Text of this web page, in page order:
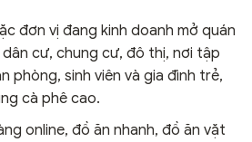
đơn vị đang kinh doanh mở quán
cư, chung cư, đô thị, nơi tập
phòng, sinh viên và gia đình trẻ,
cà phê cao.
online, đồ ăn nhanh, đồ ăn vặt